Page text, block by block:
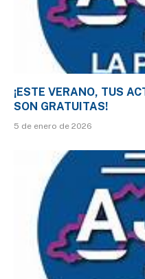
¡ESTE VERANO, TUS
SON GRATUITAS!
5 de enero de 2026